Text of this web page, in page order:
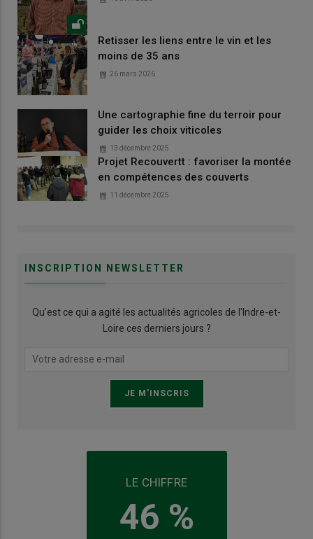
Retisser les liens entre le vin et les
moins de 35 ans
26 mars 2026
Une cartographie fine du terroir pour
guider les choix viticoles
13 décembre 2025
Projet Recouvertt : favoriser la montée
en compétences des couverts
11 décembre 2025
INSCRIPTION NEWSLETTER
Qu’est ce qui a agité les actualités agricoles de l'Indre-et-
Loire ces derniers jours ?
LE CHIFFRE
46 %